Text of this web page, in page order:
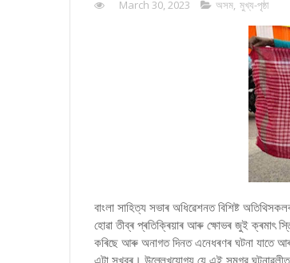
March 30, 2023 অসম, মুখ্য-পৃষ্ঠা
বাংলা সাহিত্য সভাৰ অধিৱেশনত বিশিষ্ট
হোৱা তীব্ৰ প্ৰতিক্ৰিয়াৰ ‌আৰু ক্ষোভৰ জুই ক্ৰমাৎ
কৰিছে আৰু অনাগত দিনত এনেধৰণৰ ঘটনা যাতে
এটা সুখবৰ। উল্লেখযোগ্য যে এই সমগ্র ঘটনাৱলীত